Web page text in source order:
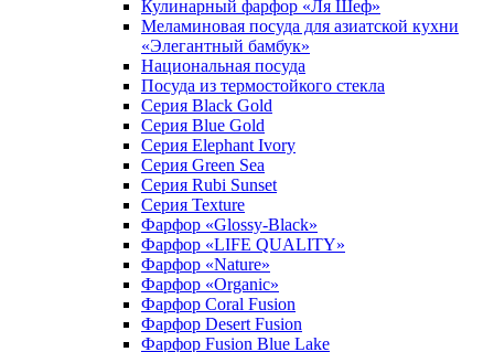
Кулинарный фарфор «Ля Шеф»
Меламиновая посуда для азиатской кухни
«Элегантный бамбук»
Национальная посуда
Посуда из термостойкого стекла
Серия Black Gold
Серия Blue Gold
Серия Elephant Ivory
Серия Green Sea
Серия Rubi Sunset
Серия Texture
Фарфор «Glossy-Black»
Фарфор «LIFE QUALITY»
Фарфор «Nature»
Фарфор «Organic»
Фарфор Coral Fusion
Фарфор Desert Fusion
Фарфор Fusion Blue Lake